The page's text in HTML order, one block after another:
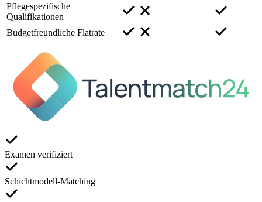
Pflegespezifische
Qualifikationen
Budgetfreundliche Flatrate
Examen verifiziert
Schichtmodell-Matching